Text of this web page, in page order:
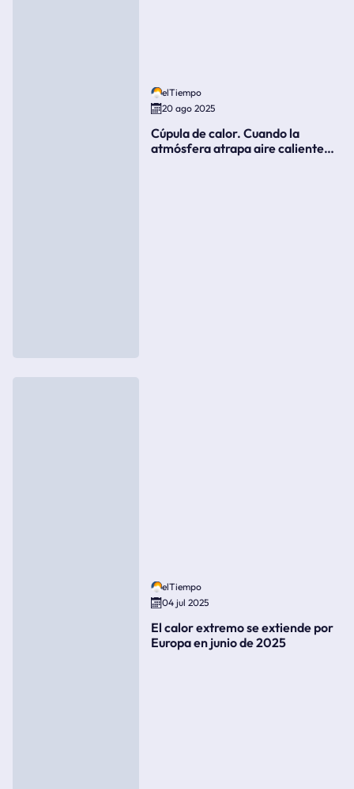
elTiempo
20 ago 2025
Cúpula de calor. Cuando la
atmósfera atrapa aire caliente
elTiempo
04 jul 2025
El calor extremo se extiende por
Europa en junio de 2025